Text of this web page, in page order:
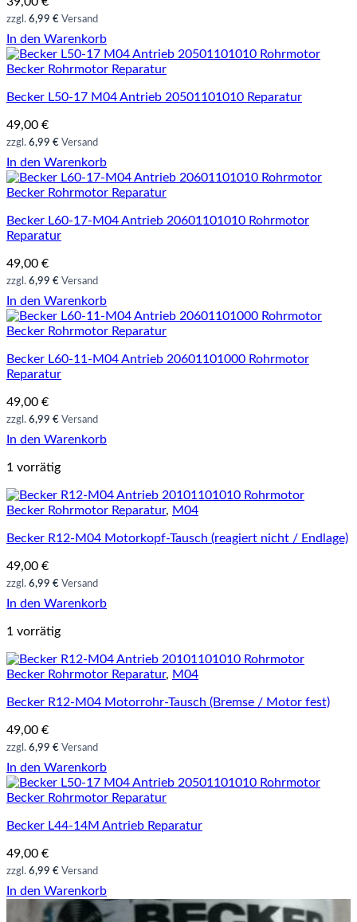
zzgl. 6,99 € Versand
In den Warenkorb
Becker Rohrmotor Reparatur
Becker L50-17 M04 Antrieb 20501101010 Reparatur
49,00 €
zzgl. 6,99 € Versand
In den Warenkorb
Becker Rohrmotor Reparatur
Becker L60-17-M04 Antrieb 20601101010 Rohrmotor
Reparatur
49,00 €
zzgl. 6,99 € Versand
In den Warenkorb
Becker Rohrmotor Reparatur
Becker L60-11-M04 Antrieb 20601101000 Rohrmotor
Reparatur
49,00 €
zzgl. 6,99 € Versand
In den Warenkorb
1 vorrätig
Becker Rohrmotor Reparatur, M04
Becker R12-M04 Motorkopf-Tausch (reagiert nicht / Endlage)
49,00 €
zzgl. 6,99 € Versand
In den Warenkorb
1 vorrätig
Becker Rohrmotor Reparatur, M04
Becker R12-M04 Motorrohr-Tausch (Bremse / Motor fest)
49,00 €
zzgl. 6,99 € Versand
In den Warenkorb
Becker Rohrmotor Reparatur
Becker L44-14M Antrieb Reparatur
49,00 €
zzgl. 6,99 € Versand
In den Warenkorb